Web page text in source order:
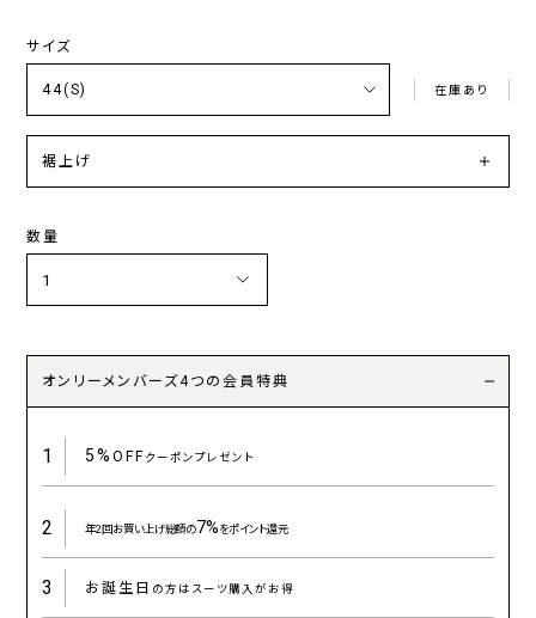
サイズ
在庫あり
裾上げ
数量
オンリーメンバーズ4つの会員特典
1 5%OFFクーポンプレゼント
2 年2回お買い上げ総額の7%をポイント還元
3 お誕生日 の方はスーツ購入がお得